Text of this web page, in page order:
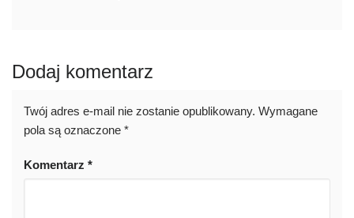
Dodaj komentarz
Twój adres e-mail nie zostanie opublikowany. Wymagane
pola są oznaczone *
Komentarz *